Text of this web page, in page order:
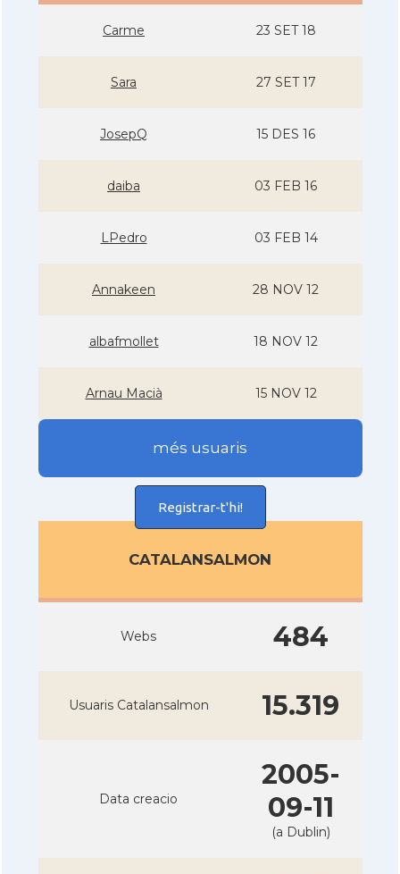
Carme 23 SET 18
Sara 27 SET 17
JosepQ 15 DES 16
daiba 03 FEB 16
LPedro 03 FEB 14
Annakeen 28 NOV 12
albafmollet 18 NOV 12
Arnau Macià 15 NOV 12
més usuaris
Registrar-t'hi!
CATALANSALMON
Webs 484
Usuaris Catalansalmon 15.319
Data creacio
2005-
09-11
(a Dublin)